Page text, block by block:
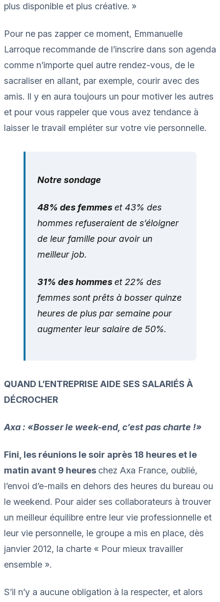
plus disponible et plus créative. »
Pour ne pas zapper ce moment, Emmanuelle
Larroque recommande de l’inscrire dans son agenda
comme n’importe quel autre rendez-vous, de le
sacraliser en allant, par exemple, courir avec des
amis. Il y en aura toujours un pour motiver les autres
et pour vous rappeler que vous avez tendance à
laisser le travail empiéter sur votre vie personnelle.
Notre sondage
48% des femmeset 43% des
hommes refuseraient de s’éloigner
de leur famille pour avoir un
meilleur job.
31% des hommeset 22% des
femmes sont prêts à bosser quinze
heures de plus par semaine pour
augmenter leur salaire de 50%.
QUAND L’ENTREPRISE AIDE SES SALARIÉS À
DÉCROCHER
Axa : «Bosser le week-end, c’est pas charte !»
Fini, les réunions le soir après 18 heures et le
matin avant 9 heures chez Axa France, oublié,
l’envoi d’e-mails en dehors des heures du bureau ou
le weekend. Pour aider ses collaborateurs à trouver
un meilleur équilibre entre leur vie professionnelle et
leur vie personnelle, le groupe a mis en place, dès
janvier 2012, la charte « Pour mieux travailler
ensemble ».
S’il n’y a aucune obligation à la respecter, et alors